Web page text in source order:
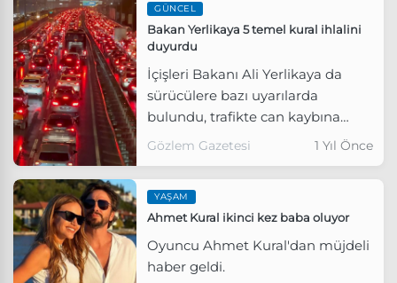
GÜNCEL
Bakan Yerlikaya 5 temel kural ihlalini
duyurdu
İçişleri Bakanı Ali Yerlikaya da
sürücülere bazı uyarılarda
bulundu, trafikte can kaybına
neden olan 5 temel kural ihlalini
Gözlem Gazetesi 1 Yıl Önce
YAŞAM
Ahmet Kural ikinci kez baba oluyor
Oyuncu Ahmet Kural'dan müjdeli
haber geldi.